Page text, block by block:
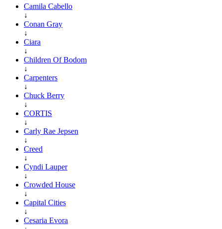
Camila Cabello
↓
Conan Gray
↓
Ciara
↓
Children Of Bodom
↓
Carpenters
↓
Chuck Berry
↓
CORTIS
↓
Carly Rae Jepsen
↓
Creed
↓
Cyndi Lauper
↓
Crowded House
↓
Capital Cities
↓
Cesaria Evora